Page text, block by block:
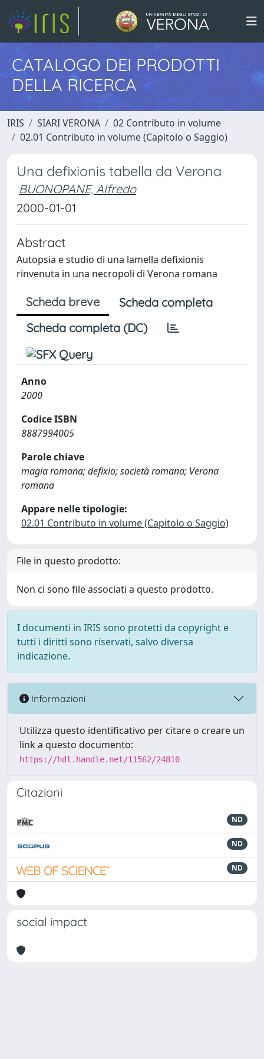
CATALOGO DEI PRODOTTI
DELLA RICERCA
IRIS SIARI VERONA
02 Contributo in volume
02.01 Contributo in volume (Capitolo o Saggio)
Una defixionis tabella da Verona
BUONOPANE, Alfredo
2000-01-01
Abstract
Autopsia e studio di una lamella defixionis
rinvenuta in una necropoli di Verona romana
Scheda breve
Scheda completa
Scheda completa (DC)
Anno
2000
Codice ISBN
8887994005
Parole chiave
magia romana; defixio; società romana; Verona
romana
Appare nelle tipologie:
02.01 Contributo in volume (Capitolo o Saggio)
File in questo prodotto:
Non ci sono file associati a questo prodotto.
I documenti in IRIS sono protetti da copyright e
tutti i diritti sono riservati, salvo diversa
indicazione.
Informazioni
Utilizza questo identificativo per citare o creare un
link a questo documento:
https://hdl.handle.net/11562/24810
Citazioni
ND
ND
ND
social impact